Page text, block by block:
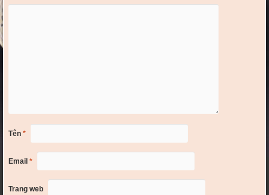
Tên *
Email *
Trang web